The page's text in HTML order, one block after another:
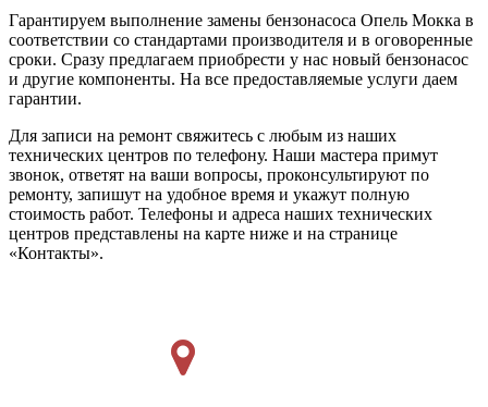
Гарантируем выполнение замены бензонасоса Опель Мокка в
соответствии со стандартами производителя и в оговоренные
сроки. Сразу предлагаем приобрести у нас новый бензонасос
и другие компоненты. На все предоставляемые услуги даем
гарантии.
Для записи на ремонт свяжитесь с любым из наших
технических центров по телефону. Наши мастера примут
звонок, ответят на ваши вопросы, проконсультируют по
ремонту, запишут на удобное время и укажут полную
стоимость работ. Телефоны и адреса наших технических
центров представлены на карте ниже и на странице
«Контакты».